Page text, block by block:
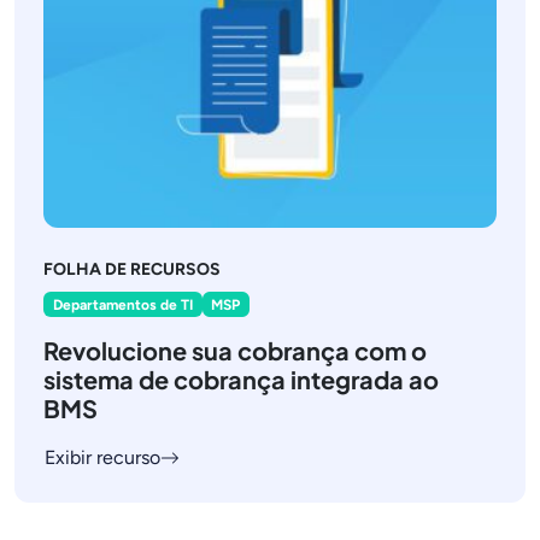
FOLHA DE RECURSOS
Departamentos de TI MSP
Revolucione sua cobrança com o
sistema de cobrança integrada ao
BMS
Exibir recurso